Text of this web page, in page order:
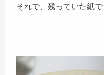
それで、残っていた紙で